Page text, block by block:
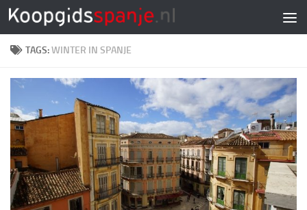
Doorgaan naar inhoud
TAGS:WINTER IN SPANJE